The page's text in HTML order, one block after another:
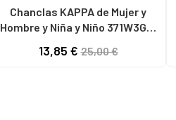
Chanclas KAPPA de Mujer y
Hombre y Niña y Niño 371W3GW
BLACK
13,85 €25,00 €